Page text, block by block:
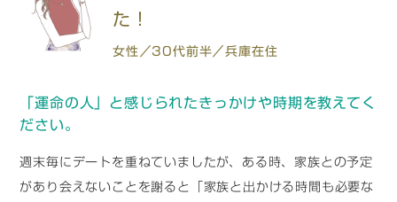
た！
女性／30代前半／兵庫在住
「運命の人」と感じられたきっかけや時期を教えてく
ださい。
週末毎にデートを重ねていましたが、ある時、家族との予定
があり会えないことを謝ると「家族と出かける時間も必要な